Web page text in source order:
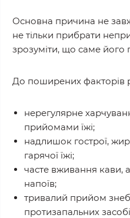
Основна причина не
не тільки прибрати
зрозуміти, що саме його
До поширених факторів
нерегулярне
прийомами їжі;
надлишок гострої,
гарячої їжі;
часте вживання кави,
напоїв;
тривалий прийом
протизапальних